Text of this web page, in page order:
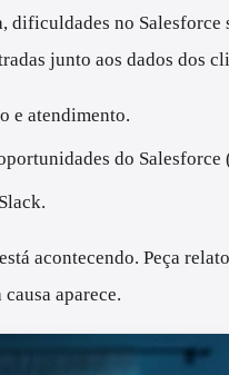
no
junto aos dados dos
e atendimento.
do Salesforce
acontecendo. Peça
aparece.